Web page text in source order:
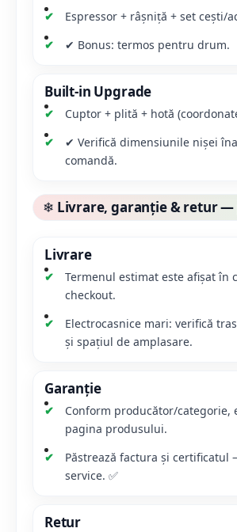
Espressor + râșniță + set cești/
✔ Bonus: termos pentru drum.
Built-in Upgrade
Cuptor + plită + hotă
✔ Verifică dimensiunile nișei
comandă.
❄ Livrare, garanție & retur —
Livrare
Termenul estimat este afișat în
checkout.
Electrocasnice mari: verifică
și spațiul de amplasare.
Garanție
Conform producător/categorie,
pagina produsului.
Păstrează factura și
service. ✅
Retur